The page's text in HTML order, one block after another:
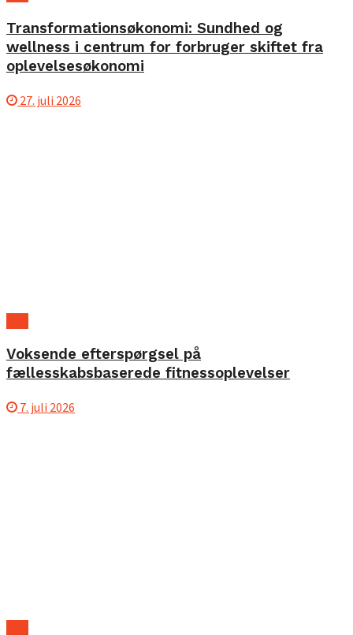
Transformationsøkonomi: Sundhed og
wellness i centrum for forbruger skiftet fra
oplevelsesøkonomi
27. juli 2026
Voksende efterspørgsel på
fællesskabsbaserede fitnessoplevelser
7. juli 2026